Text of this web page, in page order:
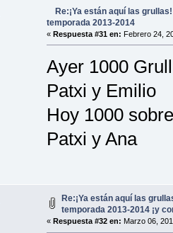
Re:¡Ya están aquí las
temporada 2013-2014
« Respuesta #31 en: Febrero 24,
Ayer 1000
Patxi y Emilio
Hoy 1000
Patxi y Ana
Re:¡Ya están aquí las
temporada 2013-2014 ¡y
« Respuesta #32 en: Marzo 06,